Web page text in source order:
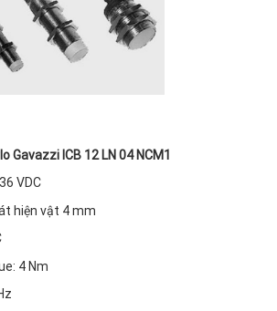
Gavazzi ICB 12 LN 04 NCM1
VDC
hiện vật 4 mm
4 Nm